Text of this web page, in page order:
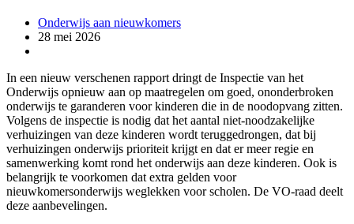
Onderwijs aan nieuwkomers
28 mei 2026
In een nieuw verschenen rapport dringt de Inspectie van het
Onderwijs opnieuw aan op maatregelen om goed, ononderbroken
onderwijs te garanderen voor kinderen die in de noodopvang zitten.
Volgens de inspectie is nodig dat het aantal niet-noodzakelijke
verhuizingen van deze kinderen wordt teruggedrongen, dat bij
verhuizingen onderwijs prioriteit krijgt en dat er meer regie en
samenwerking komt rond het onderwijs aan deze kinderen. Ook is
belangrijk te voorkomen dat extra gelden voor
nieuwkomersonderwijs weglekken voor scholen. De VO-raad deelt
deze aanbevelingen.